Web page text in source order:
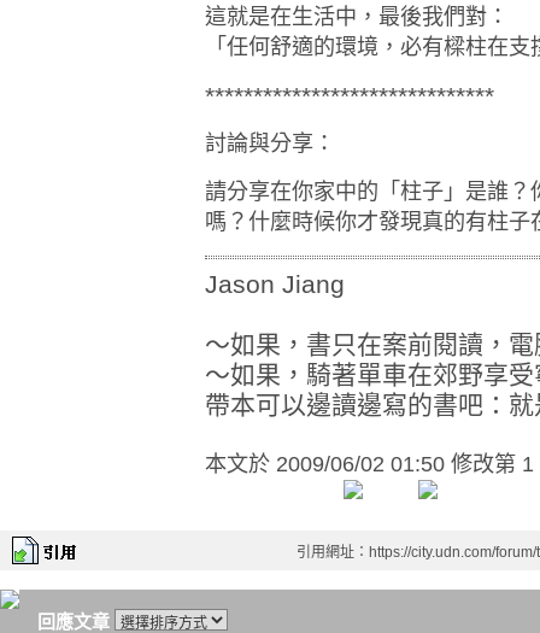
這就是在生活中，最後我們對：
「任何舒適的環境，必有樑柱在
******************************
討論與分享：
請分享在你家中的「柱子」是誰
嗎？什麼時候你才發現真的有柱子
Jason Jiang
～如果，書只在案前閱讀，
～如果，騎著單車在郊野享
帶本可以邊讀邊寫的書吧：
本文於 2009/06/02 01:50 修改第 1
引用網址：https://city.udn.com/
回應文章